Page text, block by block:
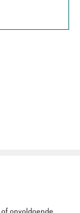
onvoldoende